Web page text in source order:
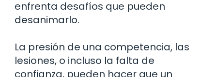
enfrenta desafíos que pueden
desanimarlo.
La presión de una competencia, las
lesiones, o incluso la falta de
confianza, pueden hacer que un